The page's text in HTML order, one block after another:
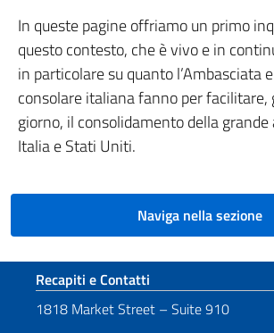
In queste pagine offriamo un primo
questo contesto, che è vivo e in
in particolare su quanto l’Ambasciata
consolare italiana fanno per facilitare,
giorno, il consolidamento della
Italia e Stati Uniti.
Naviga nella sezione
Sezione footer
Recapiti e Contatti
1818 Market Street – Suite 910